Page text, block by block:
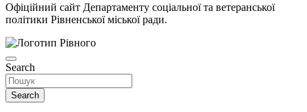
Офіційний сайт Департаменту соціальної та ветеранської
політики Рівненської міської ради.
Search
Search